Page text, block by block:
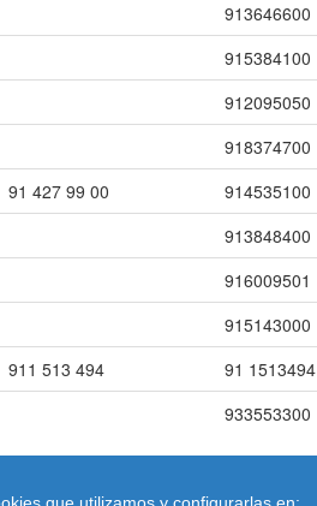
913646600
915384100
912095050
918374700
91 427 99 00
914535100
913848400
916009501
915143000
911 513 494
91 1513494
933553300